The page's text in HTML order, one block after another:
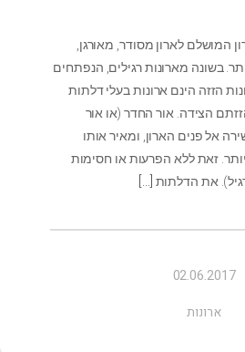
המושלם לארון מסודר, מאורגן,
בשונה מארונות רגילים, הנפתחים
הזזה הינם ארונות בעלי דלתות
הצידה. אור החדר (או אור
אל פנים הארון, ומאיר אותו
זאת ללא הפרעות או חסימות
את הדלתות […]
02.06.2017
ארונות